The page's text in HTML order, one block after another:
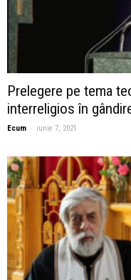
Prelegere pe tema
interreligios în
Ecum - iunie 7, 2021